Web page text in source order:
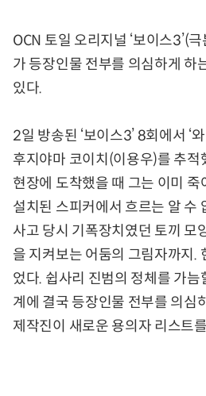
OCN 토일 오리지널 ‘보이스3’(
가 등장인물 전부를 의심하게 하
있다.
2일 방송된 ‘보이스3’ 8회에서 ‘
후지야마 코이치(이용우)를 추적
현장에 도착했을 때 그는 이미 죽
설치된 스피커에서 흐르는 알 수
사고 당시 기폭장치였던 토끼 모
을 지켜보는 어둠의 그림자까지.
었다. 쉽사리 진범의 정체를 가늠
계에 결국 등장인물 전부를 의심
제작진이 새로운 용의자 리스트